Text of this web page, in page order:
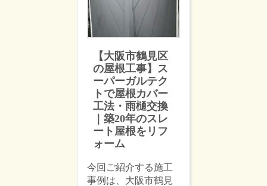
【大阪市鶴見区
の屋根工事】ス
ーパーガルテク
トで屋根カバー
工法・雨樋交換
｜築20年のスレ
ート屋根をリフ
ォーム
今回ご紹介する施工
事例は、大阪市鶴見